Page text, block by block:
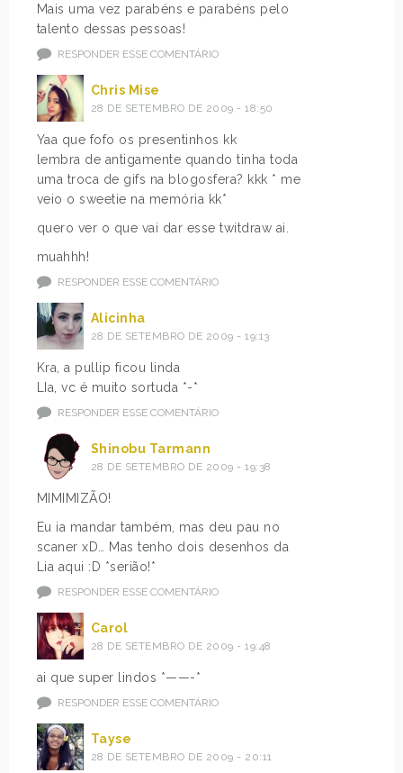
Mais uma vez parabéns e parabéns pelo
talento dessas pessoas!
RESPONDER ESSE COMENTÁRIO
Chris Mise
28 DE SETEMBRO DE 2009 - 18:50
Yaa que fofo os presentinhos kk
lembra de antigamente quando tinha toda
uma troca de gifs na blogosfera? kkk * me
veio o sweetie na memória kk*
quero ver o que vai dar esse twitdraw ai.
muahhh!
RESPONDER ESSE COMENTÁRIO
Alicinha
28 DE SETEMBRO DE 2009 - 19:13
Kra, a pullip ficou linda
LIa, vc é muito sortuda *-*
RESPONDER ESSE COMENTÁRIO
Shinobu Tarmann
28 DE SETEMBRO DE 2009 - 19:38
MIMIMIZÃO!
Eu ia mandar também, mas deu pau no
scaner xD… Mas tenho dois desenhos da
Lia aqui :D *serião!*
RESPONDER ESSE COMENTÁRIO
Carol
28 DE SETEMBRO DE 2009 - 19:48
ai que super lindos *——-*
RESPONDER ESSE COMENTÁRIO
Tayse
28 DE SETEMBRO DE 2009 - 20:11